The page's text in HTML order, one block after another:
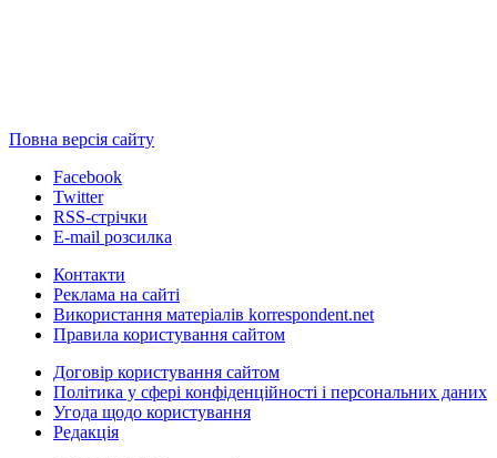
Повна версія сайту
Facebook
Twitter
RSS-стрічки
E-mail розсилка
Контакти
Реклама на сайті
Використання матеріалів korrespondent.net
Правила користування сайтом
Договір користування сайтом
Політика у сфері конфіденційності і персональних даних
Угода щодо користування
Редакція